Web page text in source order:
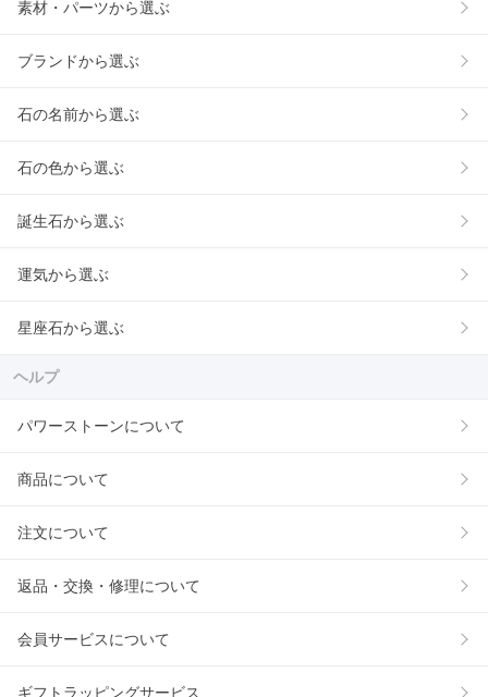
素材・パーツから選ぶ
ブランドから選ぶ
石の名前から選ぶ
石の色から選ぶ
誕生石から選ぶ
運気から選ぶ
星座石から選ぶ
ヘルプ
パワーストーンについて
商品について
注文について
返品・交換・修理について
会員サービスについて
ギフトラッピングサービス